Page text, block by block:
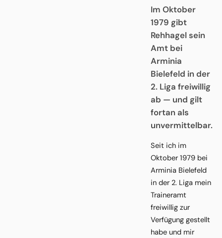
Im Oktober
1979 gibt
Rehhagel sein
Amt bei
Arminia
Bielefeld in der
2. Liga freiwillig
ab — und gilt
fortan als
unvermittelbar.
Seit ich im
Oktober 1979 bei
Arminia Bielefeld
in der 2. Liga mein
Traineramt
freiwillig zur
Verfügung gestellt
habe und mir